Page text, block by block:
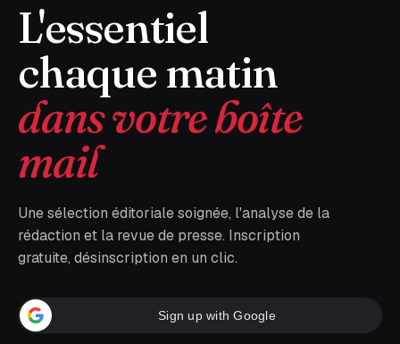
L'essentiel
chaque matin
dans votre boîte
mail
Une sélection éditoriale soignée, l'analyse de la
rédaction et la revue de presse. Inscription
gratuite, désinscription en un clic.
Sign up with Google